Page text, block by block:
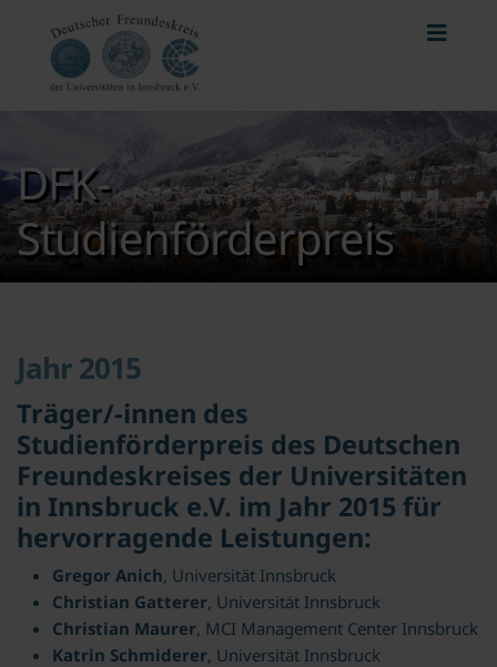
DFK-
Studienförderpreis
Jahr 2015
Träger/-innen des
Studienförderpreis des Deutschen
Freundeskreises der Universitäten
in Innsbruck e.V. im Jahr 2015 für
hervorragende Leistungen:
Gregor Anich, Universität Innsbruck
Christian Gatterer, Universität Innsbruck
Christian Maurer, MCI Management Center Innsbruck
Katrin Schmiderer, Universität Innsbruck